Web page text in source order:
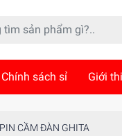
Chính sách sỉ Giới
CẦM ĐÀN GHITA